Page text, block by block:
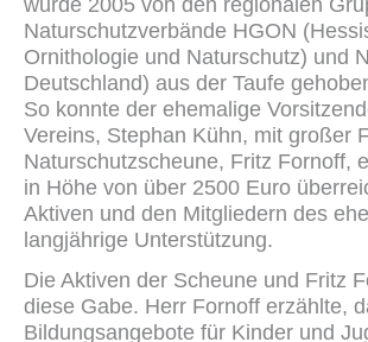
wurde 2005 von den regionalen
Naturschutzverbände HGON
Ornithologie und Naturschutz) und
Deutschland) aus der Taufe
So konnte der ehemalige
Vereins, Stephan Kühn, mit großer
Naturschutzscheune, Fritz Fornoff,
in Höhe von über 2500 Euro
Aktiven und den Mitgliedern des
langjährige Unterstützung.
Die Aktiven der Scheune und Fritz
diese Gabe. Herr Fornoff erzählte,
Bildungsangebote für Kinder und